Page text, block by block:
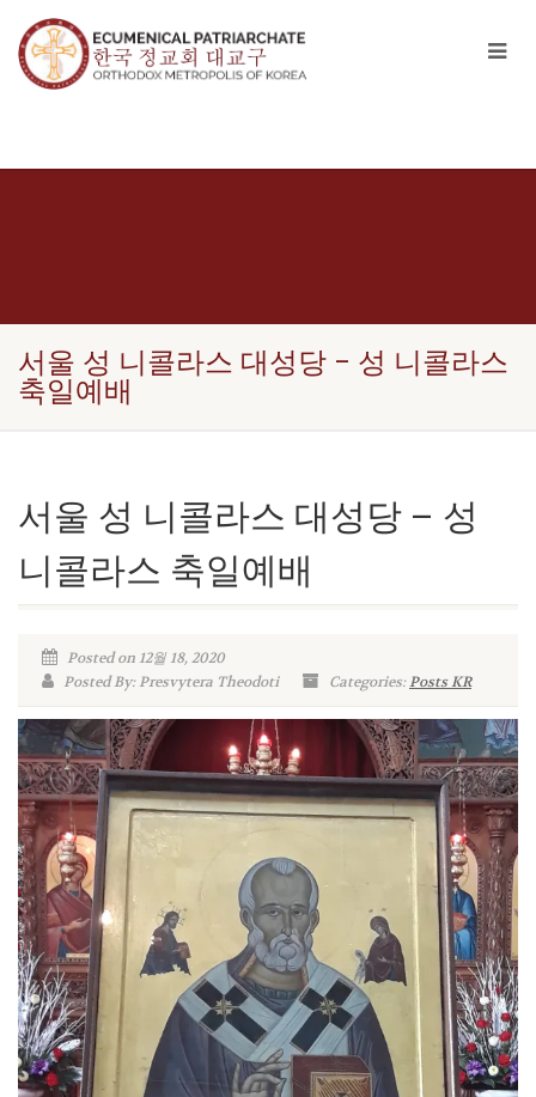
서울 성 니콜라스 대성당 – 성 니콜라스
축일예배
서울 성 니콜라스 대성당 – 성
니콜라스 축일예배
Posted on 12월 18, 2020
Posted By: Presvytera Theodoti
Categories:Posts KR